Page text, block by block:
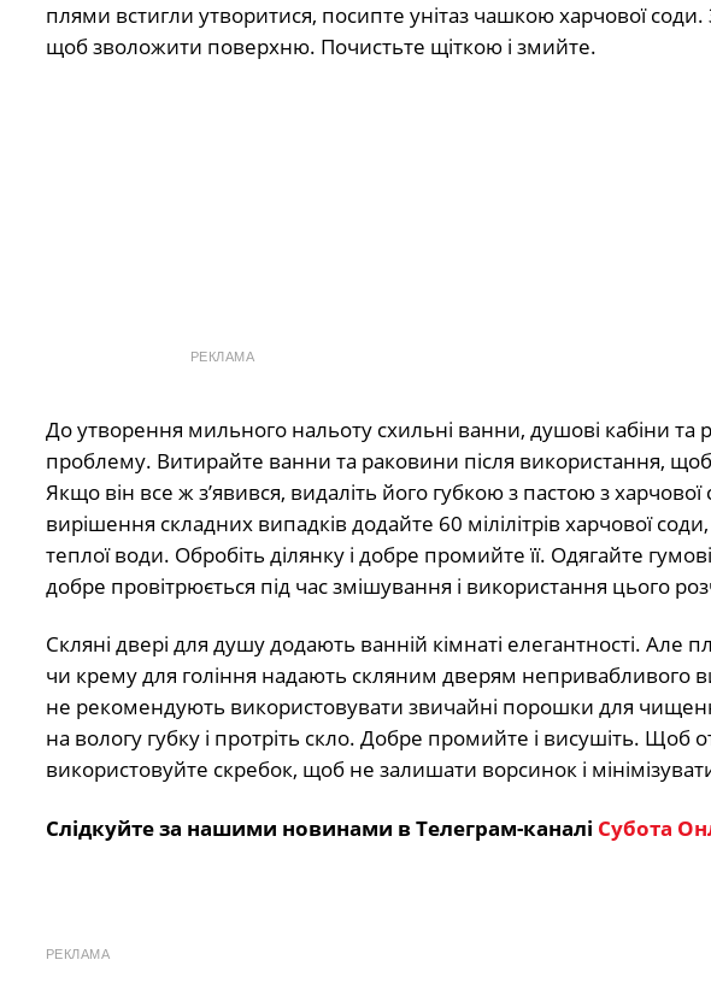
плями встигли утворитися, посипте унітаз чашкою харчової
щоб зволожити поверхню. Почистьте щіткою і змийте.
РЕКЛАМА
До утворення мильного нальоту схильні ванни, душові кабіни
проблему. Витирайте ванни та раковини після використання,
Якщо він все ж з’явився, видаліть його губкою з пастою з
вирішення складних випадків додайте 60 мілілітрів харчової
теплої води. Обробіть ділянку і добре промийте її. Одягайте
добре провітрюється під час змішування і використання цього
Скляні двері для душу додають ванній кімнаті елегантності. Але
чи крему для гоління надають скляним дверям непривабливого
не рекомендують використовувати звичайні порошки для
на вологу губку і протріть скло. Добре промийте і висушіть. Щоб
використовуйте скребок, щоб не залишати ворсинок і
Слідкуйте за нашими новинами в Телеграм-каналі Субота
РЕКЛАМА